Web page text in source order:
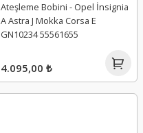
Ateşleme Bobini - Opel İnsignia
A Astra J Mokka Corsa E
GN10234 55561655
4.095,00 ₺